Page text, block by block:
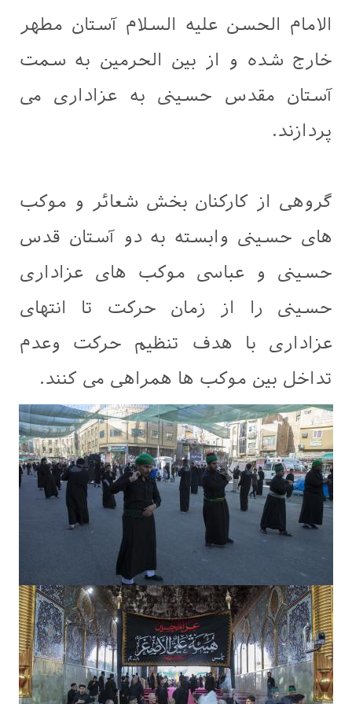
الامام الحسن علیه السلام آستان مطهر
خارج شده و از بین الحرمین به سمت
آستان مقدس حسینی به عزاداری می
پردازند.
گروهی از کارکنان بخش شعائر و موکب
های حسینی وابسته به دو آستان قدس
حسینی و عباسی موکب های عزاداری
حسینی را از زمان حرکت تا انتهای
عزاداری با هدف تنظیم حرکت وعدم
تداخل بین موکب ها همراهی می کنند.